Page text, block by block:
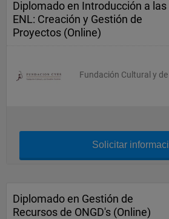
Diplomado en Introducción a las
ENL: Creación y Gestión de
Proyectos (Online)
Fundación Cultural y
Solicitar
Diplomado en Gestión de
Recursos de ONGD's (Online)